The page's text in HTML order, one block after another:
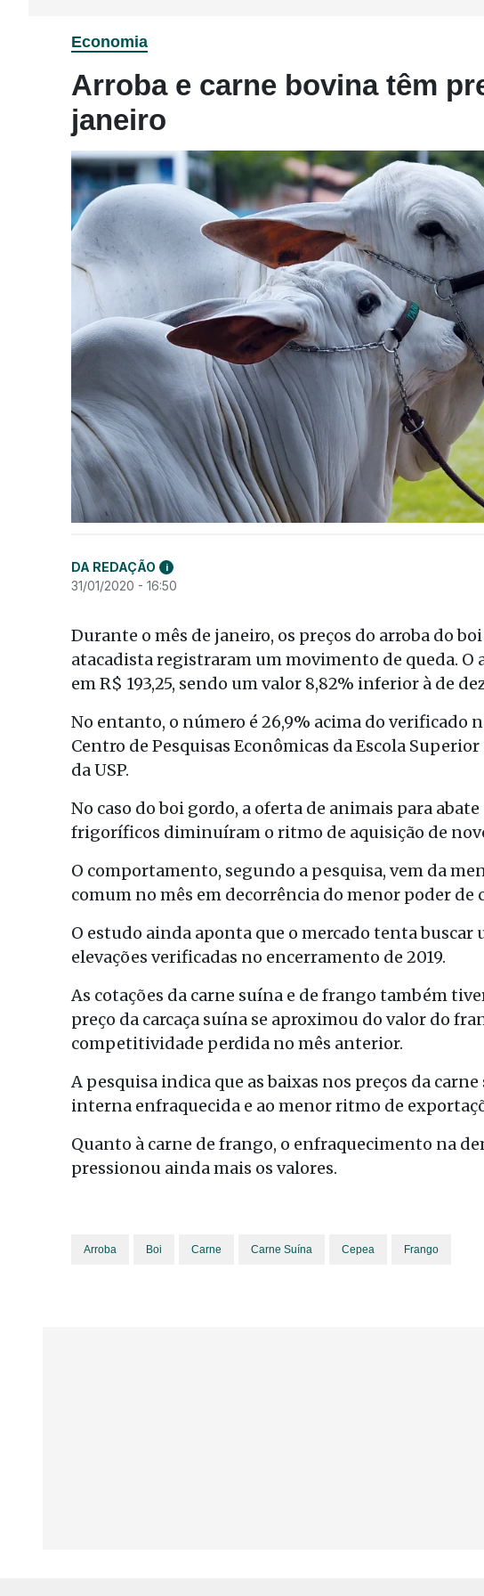
Economia
Arroba e carne bovina têm
janeiro
DA REDAÇÃO i
31/01/2020 - 16:50
Durante o mês de janeiro, os preços do arroba do
atacadista registraram um movimento de queda. O
em R$ 193,25, sendo um valor 8,82% inferior à de
No entanto, o número é 26,9% acima do verificado
Centro de Pesquisas Econômicas da Escola
da USP.
No caso do boi gordo, a oferta de animais para
frigoríficos diminuíram o ritmo de aquisição de
O comportamento, segundo a pesquisa, vem da
comum no mês em decorrência do menor poder de
O estudo ainda aponta que o mercado tenta
elevações verificadas no encerramento de 2019.
As cotações da carne suína e de frango também
preço da carcaça suína se aproximou do valor do
competitividade perdida no mês anterior.
A pesquisa indica que as baixas nos preços da
interna enfraquecida e ao menor ritmo de
Quanto à carne de frango, o enfraquecimento na
pressionou ainda mais os valores.
Arroba Boi Carne Carne Suína Cepea Frango